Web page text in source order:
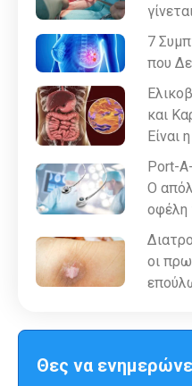
7
που
και
Είναι
Port-
Ο
οφέλη
οι
Θες να